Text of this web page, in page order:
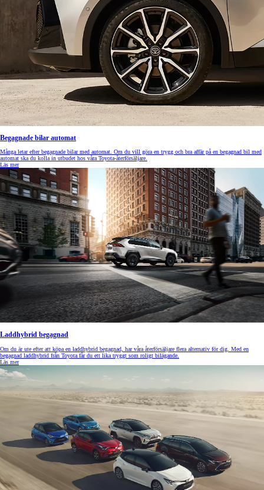
Begagnade bilar automat
Många letar efter begagnade bilar med automat. Om du vill göra en trygg och bra affär på en begagnad bil med
automat ska du kolla in utbudet hos våra Toyota-återförsäljare.
Läs mer
Laddhybrid begagnad
Om du är ute efter att köpa en laddhybrid begagnad, har våra återförsäljare flera alternativ för dig. Med en
begagnad laddhybrid från Toyota får du ett lika tryggt som roligt bilägande.
Läs mer